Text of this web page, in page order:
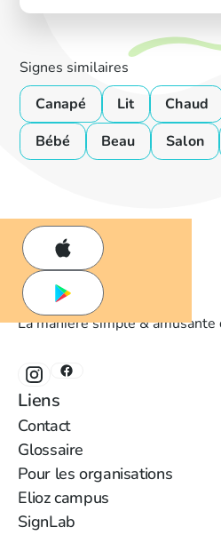
Signes similaires
Canapé
Lit Chaud
Bébé
Beau Salon
La manière simple &
‍Liens
‍Contact
Glossaire
‍Pour les organisations
Elioz campus
SignLab